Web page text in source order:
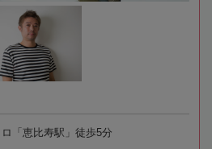
「恵比寿駅」徒歩5分